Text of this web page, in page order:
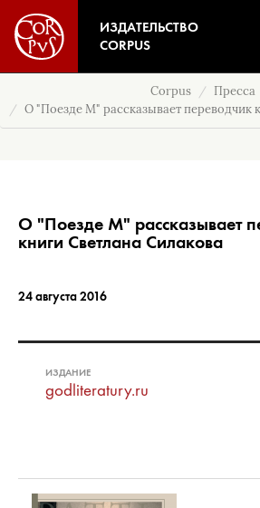
ИЗДАТЕЛЬСТВО
CORPUS
Corpus
Пресса
О "Поезде М" рассказывает переводчик
О "Поезде М" рассказывает
книги Светлана Силакова
24 августа 2016
ИЗДАНИЕ
godliteratury.ru